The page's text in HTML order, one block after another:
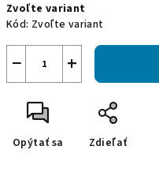
cena:
Zvoľte variant
Kód: Zvoľte variant
+
−
Opýtať sa Zdieľať